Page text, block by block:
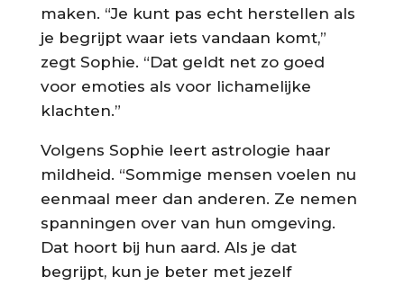
maken. “Je kunt pas echt herstellen als
je begrijpt waar iets vandaan komt,”
zegt Sophie. “Dat geldt net zo goed
voor emoties als voor lichamelijke
klachten.”
Volgens Sophie leert astrologie haar
mildheid. “Sommige mensen voelen nu
eenmaal meer dan anderen. Ze nemen
spanningen over van hun omgeving.
Dat hoort bij hun aard. Als je dat
begrijpt, kun je beter met jezelf